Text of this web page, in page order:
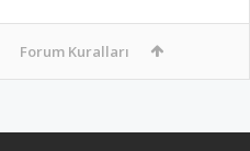
Forum Kuralları